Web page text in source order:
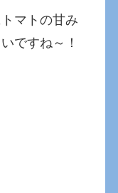
マトの甘み
ですね～！